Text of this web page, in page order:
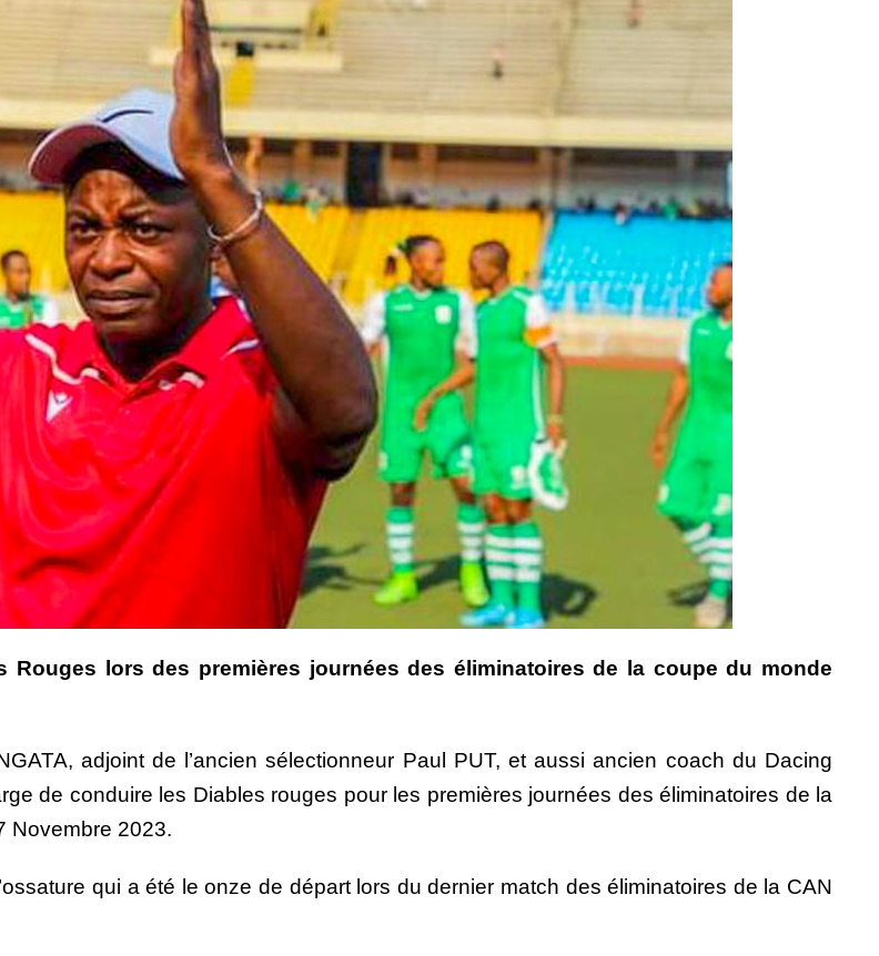
Rouges lors des premières journées des éliminatoires de la coupe du monde
adjoint de l’ancien sélectionneur Paul PUT, et aussi ancien coach du Dacing
de conduire les Diables rouges pour les premières journées des éliminatoires de la
Novembre 2023.
qui a été le onze de départ lors du dernier match des éliminatoires de la CAN